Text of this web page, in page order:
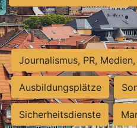
Journalismus, PR,
Ausbildungsplätze
Sicherheitsdienste